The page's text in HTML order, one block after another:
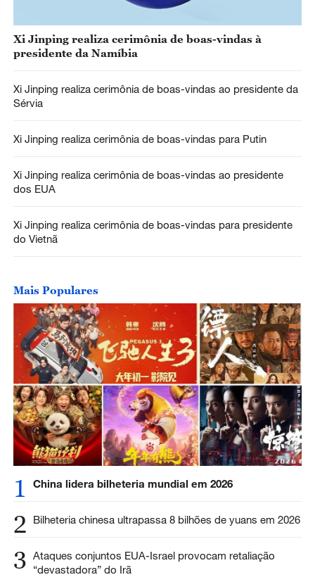
Xi Jinping realiza cerimônia de boas-vindas à
presidente da Namíbia
Xi Jinping realiza cerimônia de boas-vindas ao presidente da
Sérvia
Xi Jinping realiza cerimônia de boas-vindas para Putin
Xi Jinping realiza cerimônia de boas-vindas ao presidente
dos EUA
Xi Jinping realiza cerimônia de boas-vindas para presidente
do Vietnã
Mais Populares
1 China lidera bilheteria mundial em 2026
2 Bilheteria chinesa ultrapassa 8 bilhões de yuans em 2026
3 Ataques conjuntos EUA-Israel provocam retaliação
“devastadora” do Irã